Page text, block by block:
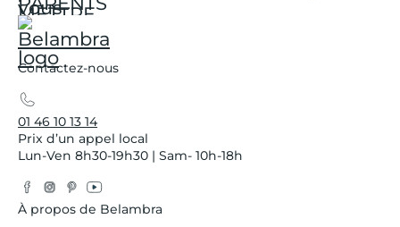
Contactez-nous
01 46 10 13 14
Prix d’un appel local
Lun-Ven 8h30-19h30 | Sam- 10h-18h
Facebook
Instagram
Pinterest
YouTube
À propos de Belambra